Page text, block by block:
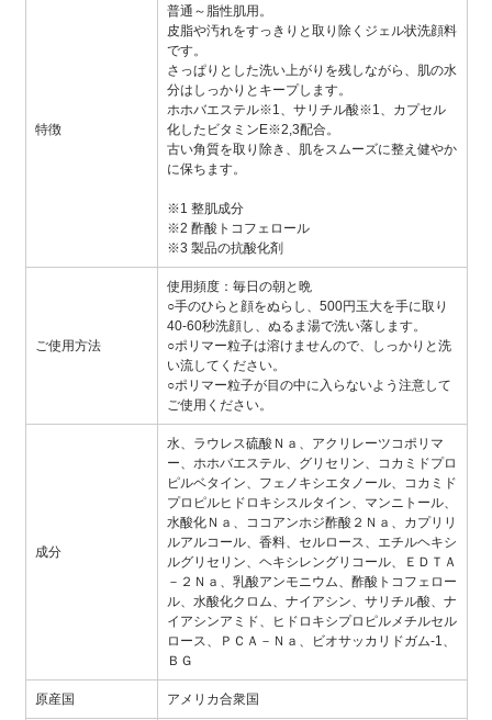
特徴
普通～脂性肌用。
皮脂や汚れをすっきりと取り除くジェル状洗顔料
です。
さっぱりとした洗い上がりを残しながら、肌の水
分はしっかりとキープします。
ホホバエステル※1、サリチル酸※1、カプセル
化したビタミンE※2,3配合。
古い角質を取り除き、肌をスムーズに整え健やか
に保ちます。
※1 整肌成分
※2 酢酸トコフェロール
※3 製品の抗酸化剤
ご使用方法
使用頻度：毎日の朝と晩
○手のひらと顔をぬらし、500円玉大を手に取り
40-60秒洗顔し、ぬるま湯で洗い落します。
○ポリマー粒子は溶けませんので、しっかりと洗
い流してください。
○ポリマー粒子が目の中に入らないよう注意して
ご使用ください。
成分
水、ラウレス硫酸Ｎａ、アクリレーツコポリマ
ー、ホホバエステル、グリセリン、コカミドプロ
ピルベタイン、フェノキシエタノール、コカミド
プロピルヒドロキシスルタイン、マンニトール、
水酸化Ｎａ、ココアンホジ酢酸２Ｎａ、カプリリ
ルアルコール、香料、セルロース、エチルヘキシ
ルグリセリン、ヘキシレングリコール、ＥＤＴＡ
－２Ｎａ、乳酸アンモニウム、酢酸トコフェロー
ル、水酸化クロム、ナイアシン、サリチル酸、ナ
イアシンアミド、ヒドロキシプロピルメチルセル
ロース、ＰＣＡ－Ｎａ、ビオサッカリドガム-1、
ＢＧ
原産国 アメリカ合衆国